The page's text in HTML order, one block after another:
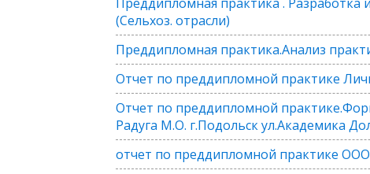
(Сельхоз. отрасли)
Преддипломная практика.Анализ
Отчет по преддипломной практике
Отчет по преддипломной
Радуга М.О. г.Подольск ул.Академика
отчет по преддипломной практике